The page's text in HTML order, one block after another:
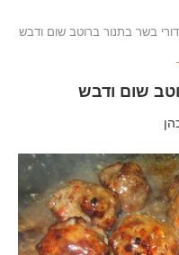
בשר בתנור ברוטב שום ודבש
שום ודבש